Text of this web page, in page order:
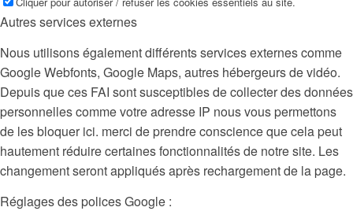
Autres services externes
Nous utilisons également différents services externes comme
Google Webfonts, Google Maps, autres hébergeurs de vidéo.
Depuis que ces FAI sont susceptibles de collecter des données
personnelles comme votre adresse IP nous vous permettons
de les bloquer ici. merci de prendre conscience que cela peut
hautement réduire certaines fonctionnalités de notre site. Les
changement seront appliqués après rechargement de la page.
Réglages des polices Google :